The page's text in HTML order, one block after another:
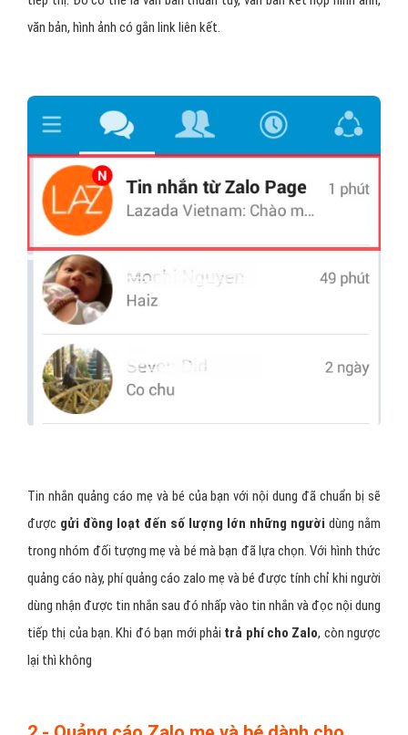
văn bản, hình ảnh có gắn link liên kết.
Tin nhắn quảng cáo mẹ và bé của bạn với nội dung đã chuẩn bị sẽ
được gửi đồng loạt đến số lượng lớn những người dùng nằm
trong nhóm đối tượng mẹ và bé mà bạn đã lựa chọn. Với hình thức
quảng cáo này, phí quảng cáo zalo mẹ và bé được tính chỉ khi người
dùng nhận được tin nhắn sau đó nhấp vào tin nhắn và đọc nội dung
tiếp thị của bạn. Khi đó bạn mới phải trả phí cho Zalo, còn ngược
lại thì không